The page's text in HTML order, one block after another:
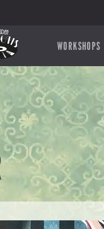
WORKSHOPS